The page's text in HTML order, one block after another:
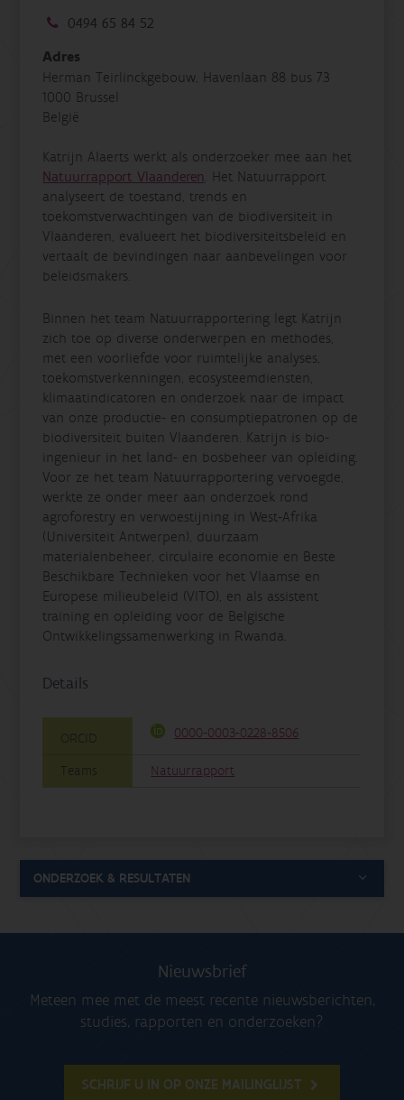
0494 65 84 52
Adres
Herman Teirlinckgebouw, Havenlaan 88 bus 73
1000 Brussel
België
Katrijn Alaerts werkt als onderzoeker mee aan het
Natuurrapport Vlaanderen. Het Natuurrapport
analyseert de toestand, trends en
toekomstverwachtingen van de biodiversiteit in
Vlaanderen, evalueert het biodiversiteitsbeleid en
vertaalt de bevindingen naar aanbevelingen voor
beleidsmakers.
Binnen het team Natuurrapportering legt Katrijn
zich toe op diverse onderwerpen en methodes,
met een voorliefde voor ruimtelijke analyses,
toekomstverkenningen, ecosysteemdiensten,
klimaatindicatoren en onderzoek naar de impact
van onze productie- en consumptiepatronen op de
biodiversiteit buiten Vlaanderen. Katrijn is bio-
ingenieur in het land- en bosbeheer van opleiding.
Voor ze het team Natuurrapportering vervoegde,
werkte ze onder meer aan onderzoek rond
agroforestry en verwoestijning in West-Afrika
(Universiteit Antwerpen), duurzaam
materialenbeheer, circulaire economie en Beste
Beschikbare Technieken voor het Vlaamse en
Europese milieubeleid (VITO), en als assistent
training en opleiding voor de Belgische
Ontwikkelingssamenwerking in Rwanda.
Details
ORCID 0000-0003-0228-8506
Teams Natuurrapport
ONDERZOEK & RESULTATEN
Nieuwsbrief
Meteen mee met de meest recente nieuwsberichten,
studies, rapporten en onderzoeken?
SCHRIJF U IN OP ONZE MAILINGLIJST